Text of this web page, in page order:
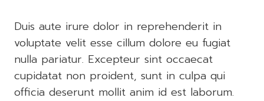
Duis aute irure dolor in reprehenderit in
voluptate velit esse cillum dolore eu fugiat
nulla pariatur. Excepteur sint occaecat
cupidatat non proident, sunt in culpa qui
officia deserunt mollit anim id est laborum.